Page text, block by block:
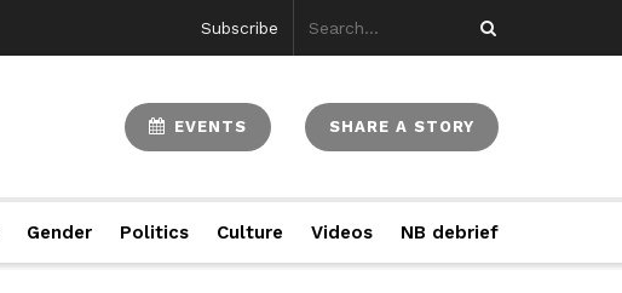
Subscribe
EVENTS SHARE A STORY
Gender Politics Culture Videos NB debrief